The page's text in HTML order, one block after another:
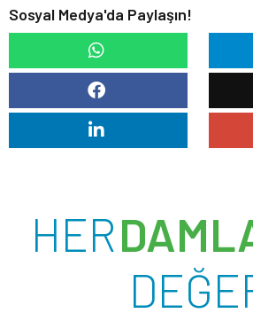
Sosyal Medya'da Paylaşın!
HER